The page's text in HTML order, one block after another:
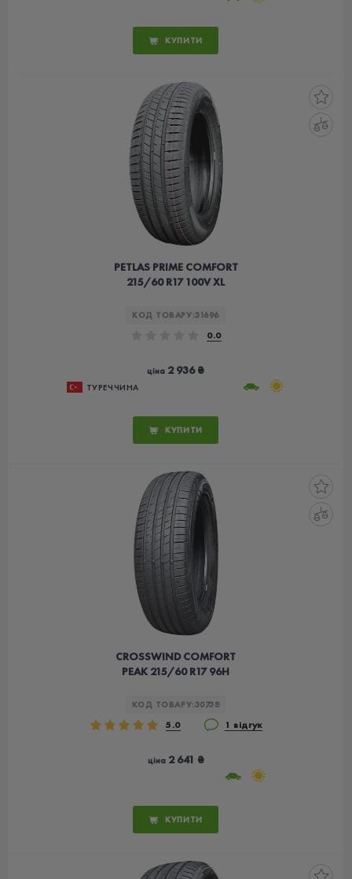
КУПИТИ
PETLAS PRIME COMFORT
215/60 R17 100V XL
КОД ТОВАРУ:31696
0.0
ціна 2 936 ₴
ТУРЕЧЧИНА
КУПИТИ
CROSSWIND COMFORT
PEAK 215/60 R17 96H
КОД ТОВАРУ:30738
5.0 1 відгук
ціна2 641 ₴
КУПИТИ